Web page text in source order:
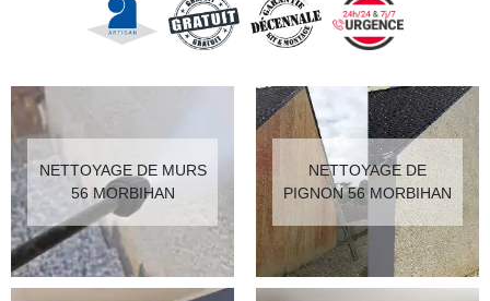
NETTOYAGE DE MURS
56 MORBIHAN
NETTOYAGE DE
PIGNON 56 MORBIHAN